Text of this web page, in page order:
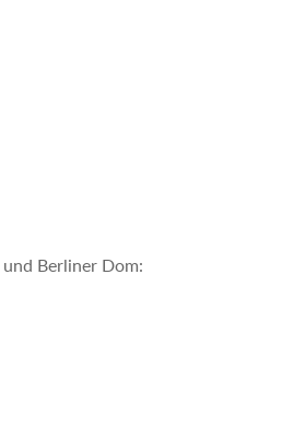
Berliner Dom: